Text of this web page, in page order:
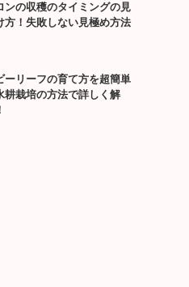
ンの収穫のタイミングの見
方！失敗しない見極め方法
ーリーフの育て方を超簡単
耕栽培の方法で詳しく解